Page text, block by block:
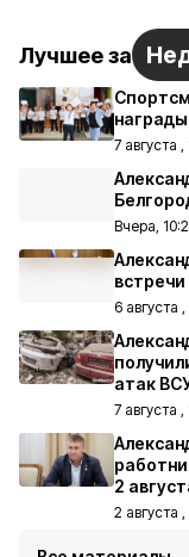
Лучшее за
7 августа ,
Вчера,
6 августа
атак
7 августа ,
2
2 августа ,